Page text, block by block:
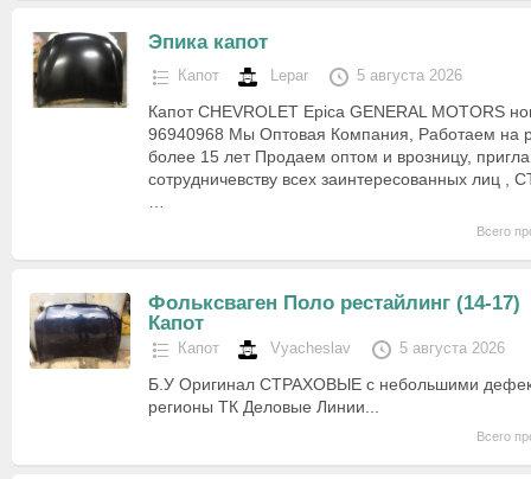
Эпика капот
Капот Lepar 5 августа 2026
Капот CHEVROLET Epica GENERAL MOTORS
96940968 Мы Оптовая Компания, Работаем на
более 15 лет Продаем оптом и врозницу,
сотрудничевству всех заинтересованных лиц ,
…
Всего
Фольксваген Поло рестайлинг (14-17)
Капот
Капот Vyacheslav 5 августа 2026
Б.У Оригинал СТРАХОВЫЕ с небольшими
регионы ТК Деловые Линии...
Всего